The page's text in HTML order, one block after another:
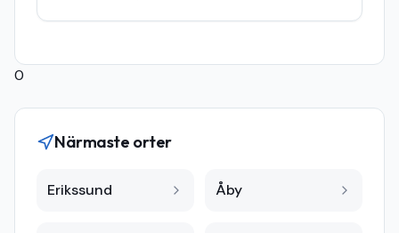
0
Närmaste orter
Erikssund Åby